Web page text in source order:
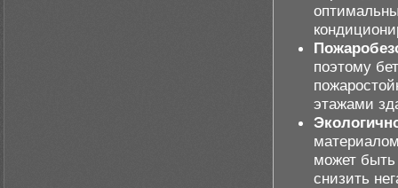
поэтому
этажами
может быть
снизить